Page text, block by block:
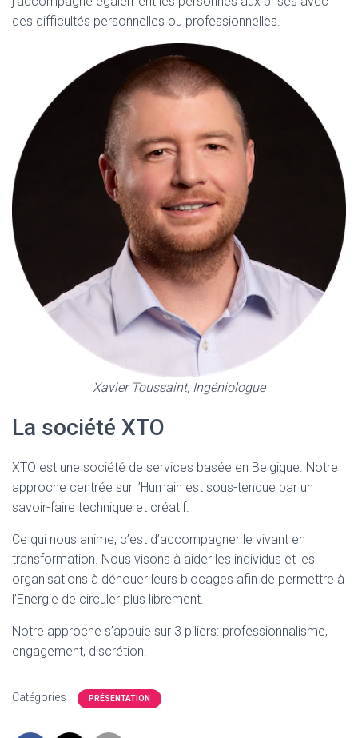
des difficultés personnelles ou professionnelles.
Xavier Toussaint, Ingéniologue
La société XTO
XTO est une société de services basée en Belgique. Notre
approche centrée sur l’Humain est sous-tendue par un
savoir-faire technique et créatif.
Ce qui nous anime, c’est d’accompagner le vivant en
transformation. Nous visons à aider les individus et les
organisations à dénouer leurs blocages afin de permettre à
l’Energie de circuler plus librement.
Notre approche s’appuie sur 3 piliers: professionnalisme,
engagement, discrétion.
Catégories : PRÉSENTATION